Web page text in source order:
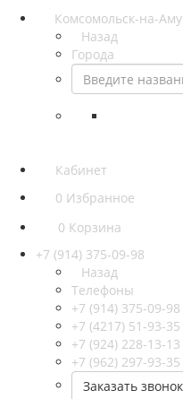
Комсомольск-на-
Назад
Города
Кабинет
0 Избранное
0 Корзина
+7 (914) 375-09-98
Назад
Телефоны
+7 (914) 375-09-98
+7 (4217) 51-93-35
+7 (924) 228-13-13
+7 (962) 297-93-35
Заказать звонок